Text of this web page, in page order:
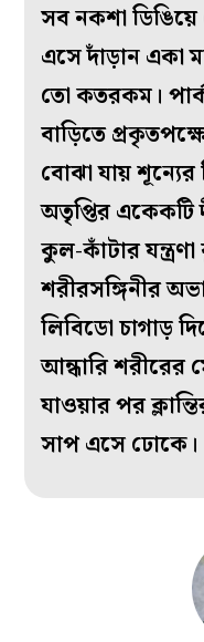
সব নকশা
এসে দাঁড়ান একা
তো কতরকম।
বাড়িতে
বোঝা যায়
অতৃপ্তির একেকটি
কুল-কাঁটার
শরীরসঙ্গিনীর
লিবিডো চাগাড়
আন্ধারি শরীরের
যাওয়ার পর
সাপ এসে ঢোকে।